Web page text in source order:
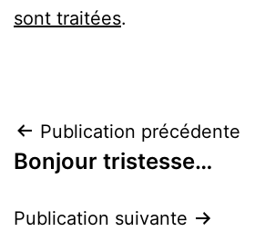
sont traitées.
Navigation
de
l’article
Publication précédente
Bonjour tristesse…
Publication suivante